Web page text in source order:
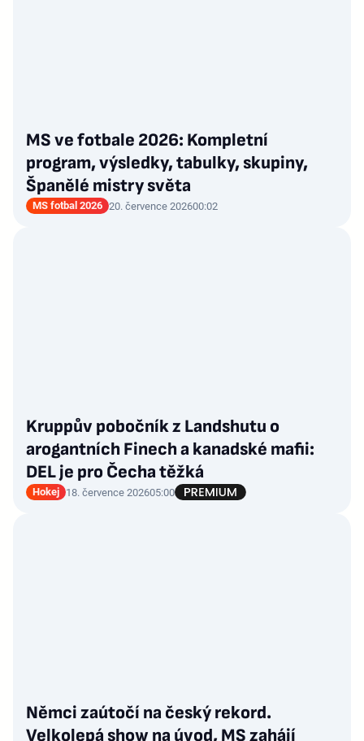
MS ve fotbale 2026: Kompletní
program, výsledky, tabulky, skupiny,
Španělé mistry světa
MS fotbal 2026 20. července 202600:02
Kruppův pobočník z Landshutu o
arogantních Finech a kanadské mafii:
DEL je pro Čecha těžká
Hokej 18. července 202605:00
Němci zaútočí na český rekord.
Velkolepá show na úvod, MS zahájí